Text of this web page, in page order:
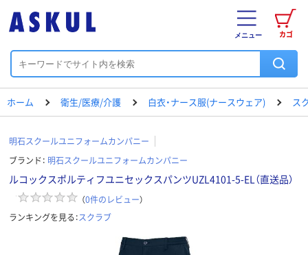
カゴ
メニュー
ホーム 衛生/医療/介護 白衣・ナース服(ナースウェア) ス
明石スクールユニフォームカンパニー
ブランド： 明石スクールユニフォームカンパニー
ルコックスポルティフユニセックスパンツUZL4101-5-EL（直送品）
（0件のレビュー）
ランキングを見る：スクラブ